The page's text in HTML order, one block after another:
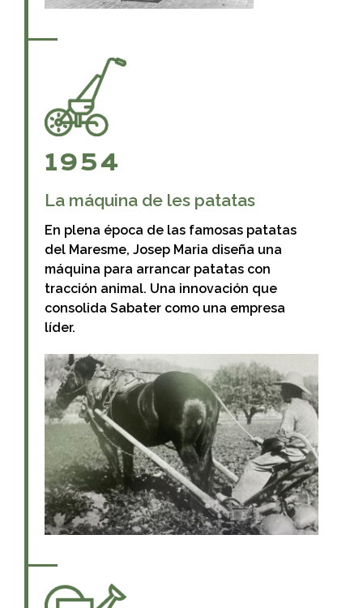
1954
La máquina de les patatas
En plena época de las famosas patatas
del Maresme, Josep Maria diseña una
máquina para arrancar patatas con
tracción animal. Una innovación que
consolida Sabater como una empresa
líder.